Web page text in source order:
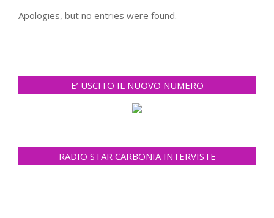
Apologies, but no entries were found.
E’ USCITO IL NUOVO NUMERO
RADIO STAR CARBONIA INTERVISTE